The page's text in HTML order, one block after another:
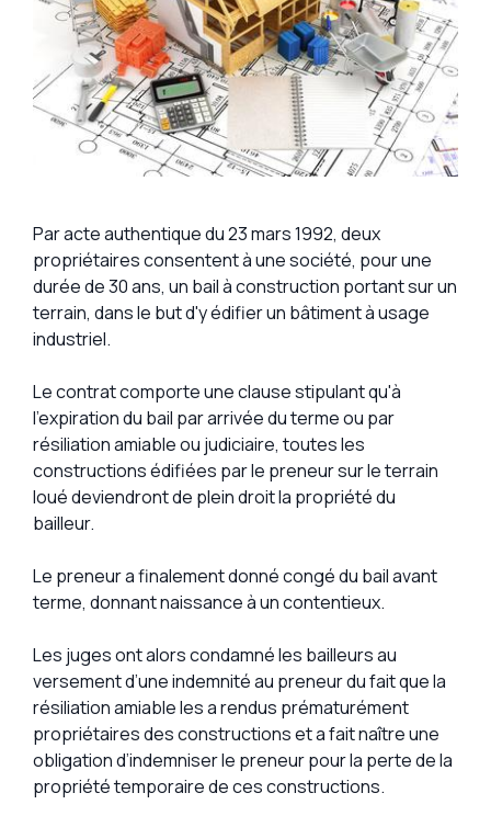
Par acte authentique du 23 mars 1992, deux
propriétaires consentent à une société, pour une
durée de 30 ans, un bail à construction portant sur un
terrain, dans le but d'y édifier un bâtiment à usage
industriel.
Le contrat comporte une clause stipulant qu'à
l'expiration du bail par arrivée du terme ou par
résiliation amiable ou judiciaire, toutes les
constructions édifiées par le preneur sur le terrain
loué deviendront de plein droit la propriété du
bailleur.
Le preneur a finalement donné congé du bail avant
terme, donnant naissance à un contentieux.
Les juges ont alors condamné les bailleurs au
versement d’une indemnité au preneur du fait que la
résiliation amiable les a rendus prématurément
propriétaires des constructions et a fait naître une
obligation d’indemniser le preneur pour la perte de la
propriété temporaire de ces constructions.